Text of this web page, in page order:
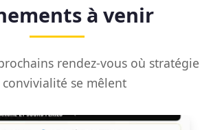
à venir
rendez-vous où stratégie
convivialité se mêlent